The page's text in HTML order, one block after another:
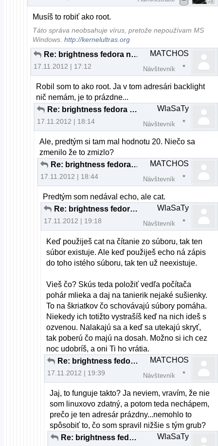
Musíš to robiť ako root.
Táto správa neobsahuje vírus, pretože nepoužívam MS
Windows.http://kernelultras.org
Re: brightness fedora nefunkcne fn klavesy
17.11.2012 | 17:12
MATCHOS
Návštevník
Robil som to ako root. Ja v tom adresári backlight
nič nemám, je to prázdne...
Re: brightness fedora nefunkcne fn klavesy
17.11.2012 | 18:14
WlaSaTy
Návštevník
Ale, predtým si tam mal hodnotu 20. Niečo sa
zmenilo že to zmizlo?
Re: brightness fedora nefunkcne fn klavesy
17.11.2012 | 18:44
MATCHOS
Návštevník
Predtým som nedával echo, ale cat.
Re: brightness fedora nefunkcne fn klavesy
17.11.2012 | 19:18
WlaSaTy
Návštevník
Keď použiješ cat na čítanie zo súboru, tak ten
súbor existuje. Ale keď použiješ echo ná zápis
do toho istého súboru, tak ten už neexistuje.
Vieš čo? Skús teda položiť vedľa počítača
pohár mlieka a daj na tanierik nejaké sušienky.
To na škriatkov čo schovávajú súbory pomáha.
Niekedy ich totižto vystrašíš keď na nich ideš s
ozvenou. Nalakajú sa a keď sa utekajú skryť,
tak poberú čo majú na dosah. Možno si ich cez
noc udobríš, a oni Ti ho vrátia.
Re: brightness fedora nefunkcne fn klavesy
17.11.2012 | 19:39
MATCHOS
Návštevník
Jaj, to funguje takto? Ja neviem, vravím, že nie
som linuxovo zdatný, a potom teda nechápem,
prečo je ten adresár prázdny...nemohlo to
spôsobiť to, čo som spravil nižšie s tým grub?
Re: brightness fedora nefunkcne fn klavesy
WlaSaTy